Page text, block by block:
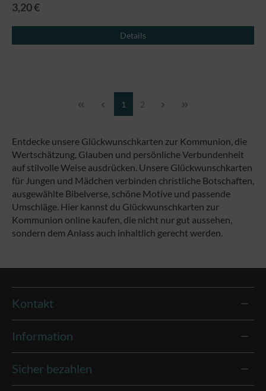
3,20 €
Details
Seite
1 Seite
2
Entdecke unsere Glückwunschkarten zur Kommunion, die
Wertschätzung, Glauben und persönliche Verbundenheit
auf stilvolle Weise ausdrücken. Unsere Glückwunschkarten
für Jungen und Mädchen verbinden christliche Botschaften,
ausgewählte Bibelverse, schöne Motive und passende
Umschläge. Hier kannst du Glückwunschkarten zur
Kommunion online kaufen, die nicht nur gut aussehen,
sondern dem Anlass auch inhaltlich gerecht werden.
Kontakt
Information
Sicher bezahlen